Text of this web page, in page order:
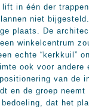
in één der
niet
plaats. De
winkelcentrum
echte “kerkkuil”
ook voor andere
van
en de groep
dat het